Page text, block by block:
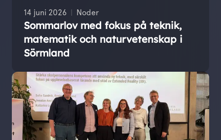
14 juni 2026 Noder
Sommarlov med fokus på teknik,
matematik och naturvetenskap i
Sörmland